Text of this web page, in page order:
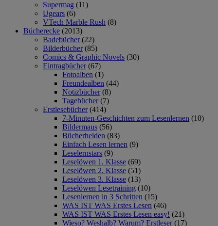
Supermag (11)
Ugears (6)
VTech Marble Rush (8)
Bücherecke (2013)
Badebücher (22)
Bilderbücher (85)
Comics & Graphic Novels (30)
Eintragbücher (67)
Fotoalben (1)
Freundealben (44)
Notizbücher (8)
Tagebücher (7)
Erstlesebücher (414)
7-Minuten-Geschichten zum Lesenlernen (10)
Bildermaus (56)
Bücherhelden (83)
Einfach Lesen lernen (9)
Leselernstars (9)
Leselöwen 1. Klasse (69)
Leselöwen 2. Klasse (51)
Leselöwen 3. Klasse (13)
Leselöwen Lesetraining (10)
Lesenlernen in 3 Schritten (15)
WAS IST WAS Erstes Lesen (46)
WAS IST WAS Erstes Lesen easy! (21)
Wieso? Weshalb? Warum? Erstleser (17)